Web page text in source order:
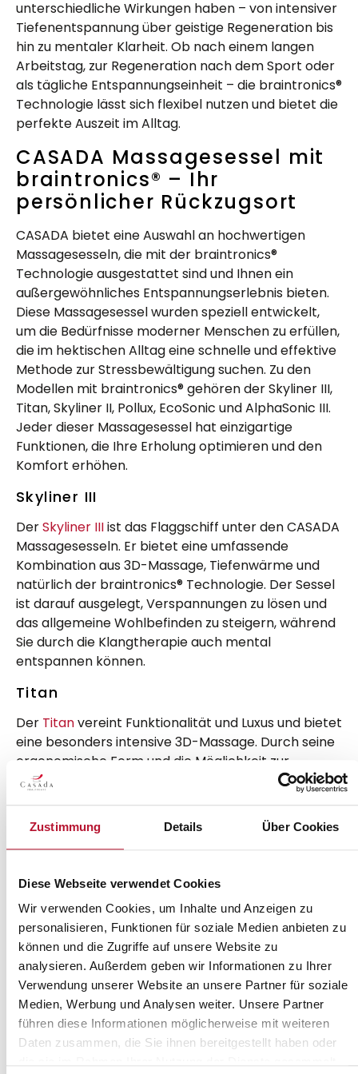
Zustimmung Details Über Cookies
Diese Webseite verwendet Cookies
Wir verwenden Cookies, um Inhalte und Anzeigen zu
personalisieren, Funktionen für soziale Medien anbieten zu
können und die Zugriffe auf unsere Website zu
analysieren. Außerdem geben wir Informationen zu Ihrer
Verwendung unserer Website an unsere Partner für soziale
Medien, Werbung und Analysen weiter. Unsere Partner
führen diese Informationen möglicherweise mit weiteren
Daten zusammen, die Sie ihnen bereitgestellt haben oder
unterschiedliche Wirkungen haben – von intensiver
Tiefenentspannung über geistige Regeneration bis
hin zu mentaler Klarheit. Ob nach einem langen
Arbeitstag, zur Regeneration nach dem Sport oder
als tägliche Entspannungseinheit – die braintronics®
Technologie lässt sich flexibel nutzen und bietet die
perfekte Auszeit im Alltag.
CASADA Massagesessel mit
braintronics® – Ihr
persönlicher Rückzugsort
CASADA bietet eine Auswahl an hochwertigen
Massagesesseln, die mit der braintronics®
Technologie ausgestattet sind und Ihnen ein
außergewöhnliches Entspannungserlebnis bieten.
Diese Massagesessel wurden speziell entwickelt,
um die Bedürfnisse moderner Menschen zu erfüllen,
die im hektischen Alltag eine schnelle und effektive
Methode zur Stressbewältigung suchen. Zu den
Modellen mit braintronics® gehören der Skyliner III,
Titan, Skyliner II, Pollux, EcoSonic und AlphaSonic III.
Jeder dieser Massagesessel hat einzigartige
Funktionen, die Ihre Erholung optimieren und den
Komfort erhöhen.
Skyliner III
DerSkyliner IIIist das Flaggschiff unter den CASADA
Massagesesseln. Er bietet eine umfassende
Kombination aus 3D-Massage, Tiefenwärme und
natürlich der braintronics® Technologie. Der Sessel
ist darauf ausgelegt, Verspannungen zu lösen und
das allgemeine Wohlbefinden zu steigern, während
Sie durch die Klangtherapie auch mental
entspannen können.
Titan
Der Titanvereint Funktionalität und Luxus und bietet
eine besonders intensive 3D-Massage. Durch seine
ergonomische Form und die Möglichkeit zur
individuellen Anpassung können Sie jede Massage
Titan eine umfassende Erholung, die sowohl den
Körper entspannt als auch geistige Klarheit fördert.
Der Skyliner II
ist ideal für alle, die eine gezielte und
tiefgehende Massage wünschen. Dieser Sessel
bietet ebenfalls die braintronics® Technologie und
passt sich durch verschiedene
Einstellmöglichkeiten ideal an Ihren Körper an. Er ist
perfekt für jene, die regelmäßig Stress abbauen
und gleichzeitig ihre Muskulatur intensiv lockern
möchten.